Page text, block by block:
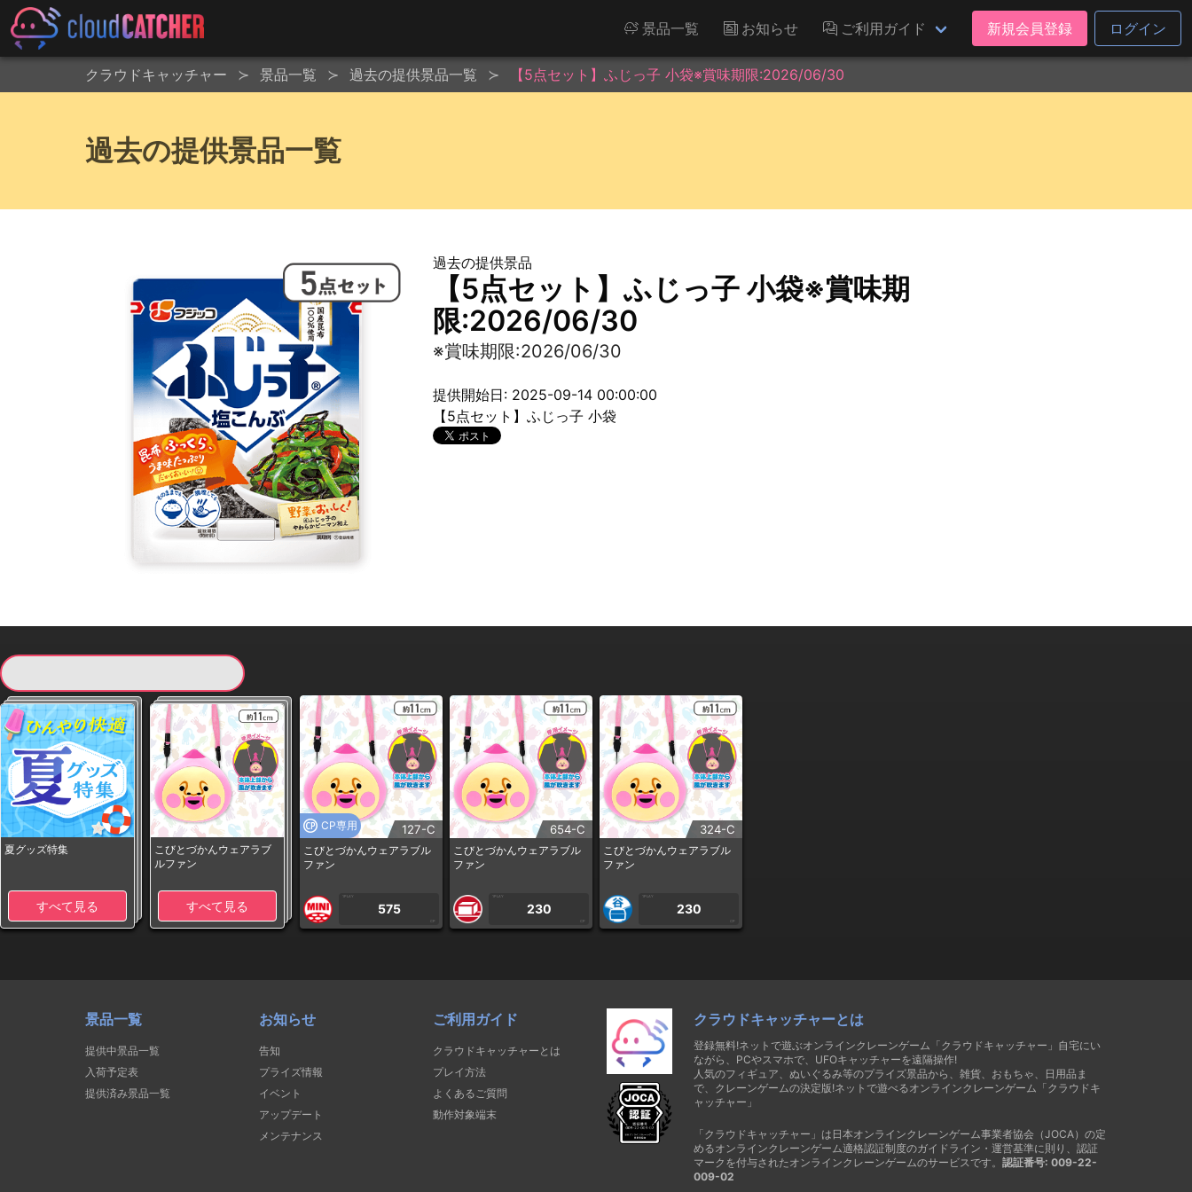
景品一覧 お知らせ ご利用ガイド 新規会員登録 ログイン
クラウドキャッチャー 景品一覧 過去の提供景品一覧 【5点セット】ふじっ子 小袋※賞味期限:2026/06/30
過去の提供景品一覧
過去の提供景品
【5点セット】ふじっ子 小袋※賞味期
限:2026/06/30
※賞味期限:2026/06/30
提供開始日: 2025-09-14 00:00:00
【5点セット】ふじっ子 小袋
夏グッズ特集
すべて見る
こびとづかんウェアラブ
ルファン
すべて見る
CP専用 127-C
こびとづかんウェアラブル
ファン
1PLAY
575
CP
654-C
こびとづかんウェアラブル
ファン
1PLAY
230
CP
324-C
こびとづかんウェアラブル
ファン
1PLAY
230
CP
景品一覧
提供中景品一覧
入荷予定表
提供済み景品一覧
お知らせ
告知
プライズ情報
イベント
アップデート
メンテナンス
ご利用ガイド
クラウドキャッチャーとは
プレイ方法
よくあるご質問
動作対象端末
クラウドキャッチャーとは
登録無料!ネットで遊ぶオンラインクレーンゲーム「クラウドキャッチャー」自宅にい
ながら、PCやスマホで、UFOキャッチャーを遠隔操作!
人気のフィギュア、ぬいぐるみ等のプライズ景品から、雑貨、おもちゃ、日用品ま
で、クレーンゲームの決定版!ネットで遊べるオンラインクレーンゲーム「クラウドキ
ャッチャー」
「クラウドキャッチャー」は日本オンラインクレーンゲーム事業者協会（JOCA）の定
めるオンラインクレーンゲーム適格認証制度のガイドライン・運営基準に則り、認証
マークを付与されたオンラインクレーンゲームのサービスです。 認証番号: 009-22-
009-02